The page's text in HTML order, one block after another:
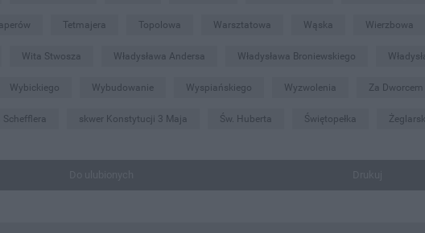
Tetmajera Topolowa Warsztatowa Wąska Wierzbowa
Wita Stwosza Władysława Andersa Władysława Broniewskiego
Wybickiego Wybudowanie Wyspiańskiego Wyzwolenia Za Dworcem
Schefflera skwer Konstytucji 3 Maja Św. Huberta Świętopełka